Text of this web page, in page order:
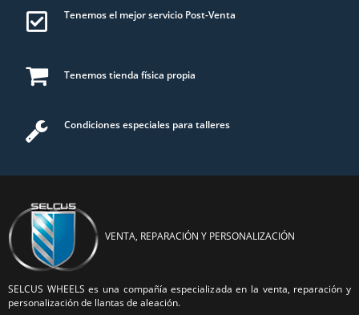
Tenemos el mejor servicio Post-Venta
Tenemos tienda física propia
Condiciones especiales para talleres
VENTA, REPARACIÓN Y PERSONALIZACIÓN
SELCUS WHEELS es una compañía especializada en la venta, reparación y
personalización de llantas de aleación.